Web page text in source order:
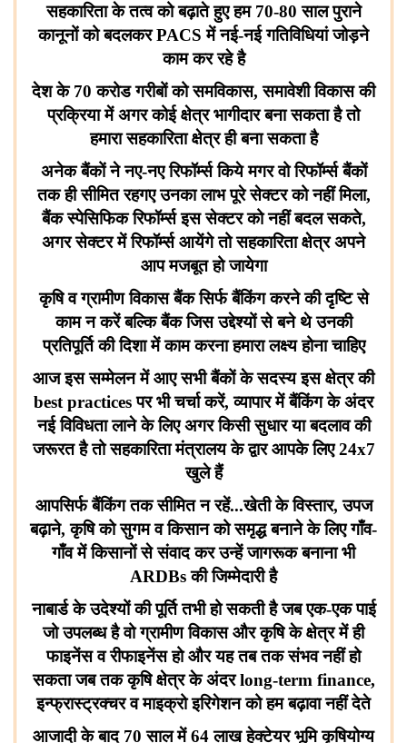
सहकारिता के तत्व को बढ़ाते हुए हम 70-80साल पुराने
कानूनों को बदलकरPACSमें नई-नई गतिविधियां जोड़ने
काम कर रहे है
देश के70करोड गरीबों को समविकास, समावेशी विकास की
प्रक्रिया में अगर कोई क्षेत्र भागीदार बना सकता है तो
हमारा सहकारिता क्षेत्र ही बना सकता है
अनेक बैंकों ने नए-नए रिफॉर्म्स किये मगर वो रिफॉर्म्स बैंकों
तक ही सीमित रहगए उनका लाभ पूरे सेक्टर को नहीं मिला,
बैंक स्पेसिफिक रिफॉर्म्स इस सेक्टर को नहीं बदल सकते,
अगर सेक्टर में रिफॉर्म्स आयेंगे तो सहकारिता क्षेत्र अपने
आप मजबूत हो जायेगा
कृषि व ग्रामीण विकास बैंक सिर्फ बैंकिंग करने की दृष्टि से
काम न करें बल्कि बैंक जिस उद्देश्यों से बने थे उनकी
प्रतिपूर्ति की दिशा में काम करना हमारा लक्ष्य होना चाहिए
आज इस सम्मेलन में आए सभी बैंकों के सदस्य इस क्षेत्र की
best practicesपर भी चर्चा करें, व्यापार में बैंकिंग के अंदर
नई विविधता लाने के लिए अगर किसी सुधार या बदलाव की
जरूरत है तो सहकारिता मंत्रालय के द्वार आपके लिए24x7
खुले हैं
आपसिर्फ बैंकिंग तक सीमित न रहें...खेती के विस्तार,उपज
बढ़ाने,कृषि को सुगम व किसान को समृद्ध बनाने के लिए गाँव-
गाँव में किसानों से संवाद कर उन्हें जागरूक बनाना भी
ARDBsकी जिम्मेदारी है
नाबार्ड के उदेश्यों की पूर्ति तभी हो सकती है जब एक-एक पाई
जो उपलब्ध है वो ग्रामीण विकास और कृषि के क्षेत्र में ही
फाइनेंस व रीफाइनेंस हो और यह तब तक संभव नहीं हो
सकता जब तक कृषि क्षेत्र के अंदरlong-term finance,
इन्फ्रास्ट्रक्चर व माइक्रो इरिगेशन को हम बढ़ावा नहीं देते
आजादी के बाद 70साल में64लाख हेक्टेयर भूमि कृषियोग्य